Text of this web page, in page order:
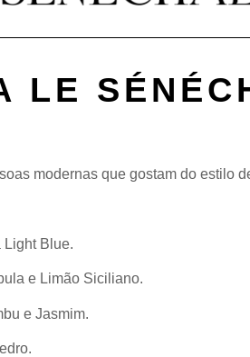
LE
modernas que gostam do estilo
Light Blue.
e Limão Siciliano.
e Jasmim.